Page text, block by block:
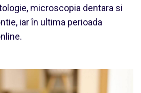
microscopia dentara si
iar în ultima perioada